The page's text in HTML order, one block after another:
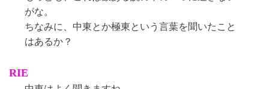
がな。
ちなみに、中東とか極東という言葉を聞いたこと
はあるか？
RIE